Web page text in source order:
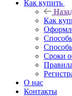
Как купить
Как
Сроки
О нас
Контакты